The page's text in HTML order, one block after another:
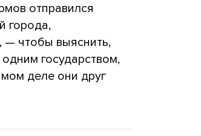
отправился
города,
— чтобы выяснить,
государством,
деле они друг